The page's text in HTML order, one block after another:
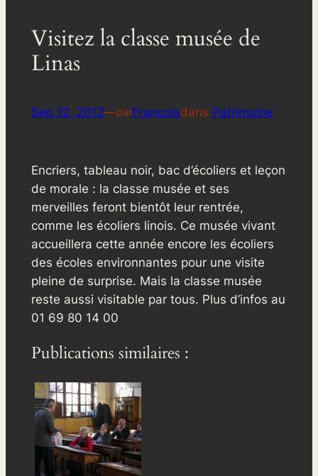
Visitez la classe musée de
Linas
Sep 12, 2012—parFrancoisdans Patrimoine
Encriers, tableau noir, bac d’écoliers et leçon
de morale : la classe musée et ses
merveilles feront bientôt leur rentrée,
comme les écoliers linois. Ce musée vivant
accueillera cette année encore les écoliers
des écoles environnantes pour une visite
pleine de surprise. Mais la classe musée
reste aussi visitable par tous. Plus d’infos au
01 69 80 14 00
Publications similaires :